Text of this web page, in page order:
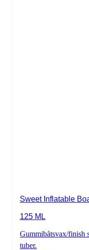
Sweet Inflatable
125 ML
Gummibåtsvax/finish
tuber.